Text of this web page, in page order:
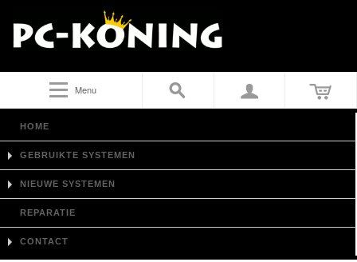
Menu
HOME
GEBRUIKTE SYSTEMEN
NIEUWE SYSTEMEN
REPARATIE
CONTACT